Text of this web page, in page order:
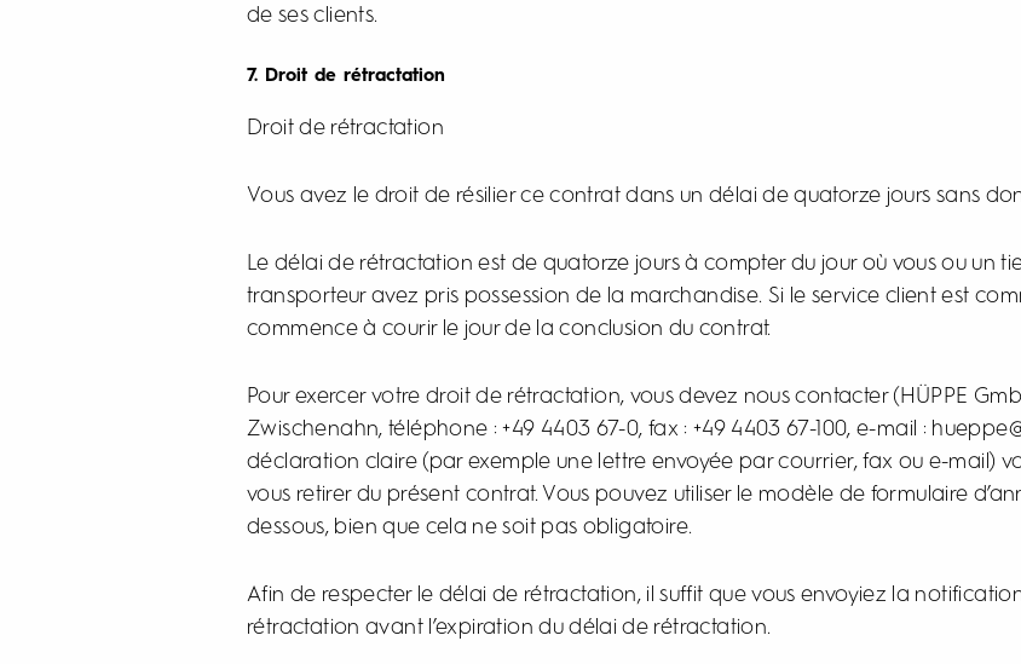
de ses clients.
7. Droit de rétractation
Droit de rétractation
Vous avez le droit de résilier ce contrat dans un délai de quatorze jours sans
Le délai de rétractation est de quatorze jours à compter du jour où vous ou un
transporteur avez pris possession de la marchandise. Si le service client est
commence à courir le jour de la conclusion du contrat.
Pour exercer votre droit de rétractation, vous devez nous contacter (HÜPPE
Zwischenahn, téléphone : +49 4403 67-0, fax : +49 4403 67-100, e-mail :
déclaration claire (par exemple une lettre envoyée par courrier, fax ou e-mail)
vous retirer du présent contrat. Vous pouvez utiliser le modèle de formulaire
dessous, bien que cela ne soit pas obligatoire.
Afin de respecter le délai de rétractation, il suffit que vous envoyiez la
rétractation avant l’expiration du délai de rétractation.